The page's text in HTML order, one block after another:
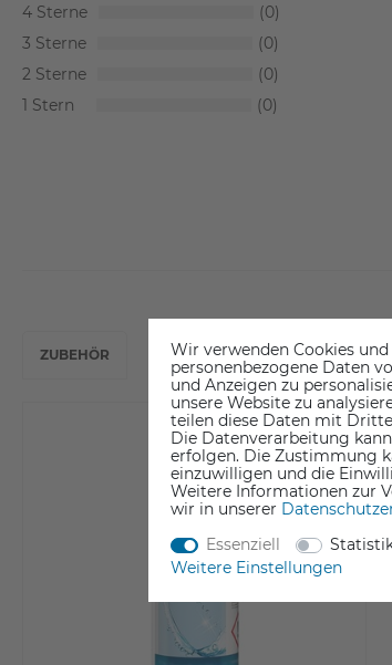
4
0
3
0
2
0
1
0
ZUBEHÖR
Wir verwenden Cookies
personenbezogene Daten
und Anzeigen zu
unsere Website zu
teilen diese Daten mit
Die Datenverarbeitung
erfolgen. Die Zustimmung
einzuwilligen und die
Weitere Informationen zur
wir in unserer
Essenziell
Weitere Einstellungen